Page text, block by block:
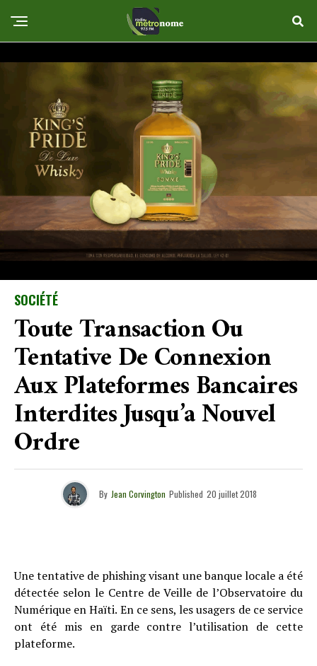
SOCIÉTÉ
Toute Transaction Ou
Tentative De Connexion
Aux Plateformes Bancaires
Interdites Jusqu’a Nouvel
Ordre
By Jean Corvington Published 20 juillet 2018
Une tentative de phishing visant une banque locale a été
détectée selon le Centre de Veille de l’Observatoire du
Numérique en Haïti. En ce sens, les usagers de ce service
ont été mis en garde contre l’utilisation de cette
plateforme.